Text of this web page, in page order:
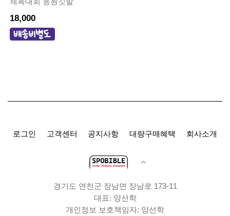
18,000
로그인 고객센터 공지사항 대량구매혜택 회사소개
경기도 연천군 장남면 장남로 173-11
대표: 양선학
개인정보 보호책임자: 양선학